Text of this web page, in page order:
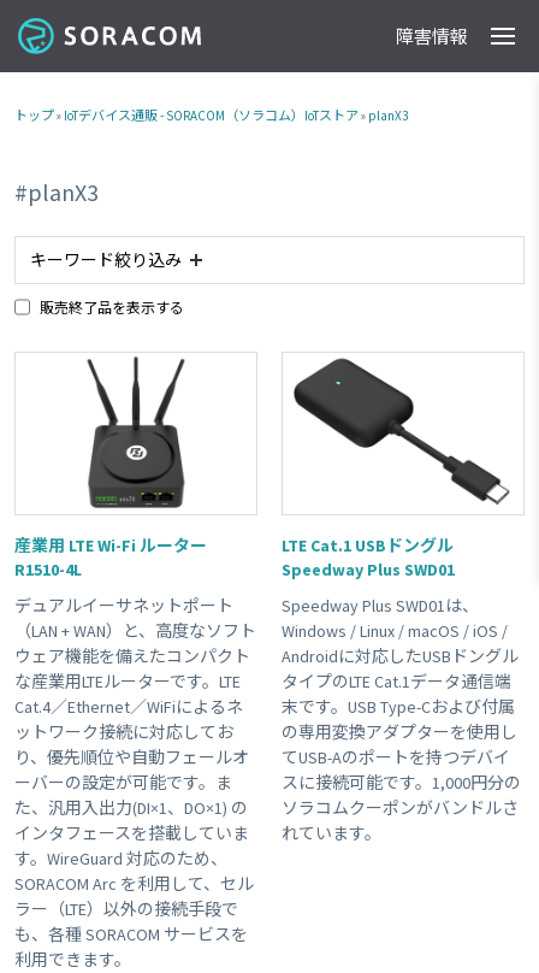
製品
事例
料金
ドキュメント
導入支援
IoTストア
最新情報 障害情報
トップ» IoTデバイス通販 - SORACOM（ソラコム）IoTストア» planX3
#planX3
キーワード絞り込み
#アナログ入力 #planX2
#タブレット #防水 #防塵 #ACアダプタ
#照度センサー #ルーター #LPWA
#委託販売商品 #電池内蔵
#カメラ #NTTドコモ網 対応商品
#ソフトバンク網 対応商品
#RS232C #GPIO #加速度センサー #LTE-M
#接点出力 #スターターキット商品 #plan-KM1
#磁気センサー #超音波センサー #LTE #接点入力
#ボタン #planX1 #販売終了品 #Wi-Fi
#ゲートウェイ #plan-DU #温度センサー #ブザー
#組み込み #USB電源 #KDDI網 対応商品 #plan-D
#海外キャリア網 対応商品 #plan01s-LDV #3G
#レビュー Clear All
販売終了品を表示する
産業用 LTE Wi-Fi ルーター
R1510-4L
デュアルイーサネットポート
（LAN + WAN）と、高度なソフト
ウェア機能を備えたコンパクト
な産業用LTEルーターです。LTE
Cat.4／Ethernet／WiFiによるネ
ットワーク接続に対応してお
り、優先順位や自動フェールオ
ーバーの設定が可能です。ま
た、汎用入出力(DI×1、DO×1) の
インタフェースを搭載していま
す。WireGuard 対応のため、
SORACOM Arc を利用して、セル
ラー（LTE）以外の接続手段で
も、各種 SORACOM サービスを
利用できます。
LTE Cat.1 USBドングル
Speedway Plus SWD01
Speedway Plus SWD01は、
Windows / Linux / macOS / iOS /
Androidに対応したUSBドングル
タイプのLTE Cat.1データ通信端
末です。USB Type-Cおよび付属
の専用変換アダプターを使用し
てUSB-Aのポートを持つデバイ
スに接続可能です。1,000円分の
ソラコムクーポンがバンドルさ
れています。